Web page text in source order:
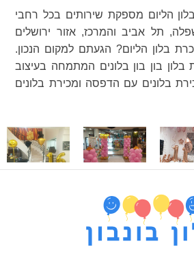
הליום מספקת שירותים בכל רחבי
תל אביב והמרכז, אזור ירושלים
בלון הליום? הגעתם למקום הנכון.
בלון בון בון בלונים המתמחה בעיצוב
בלונים עם הדפסה ומכירת בלונים